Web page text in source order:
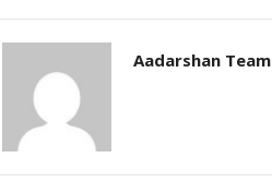
Aadarshan Team